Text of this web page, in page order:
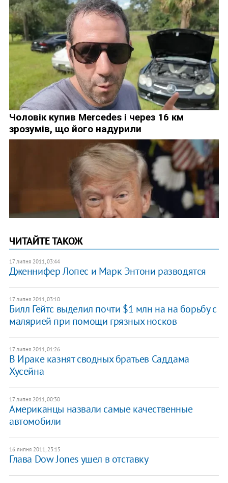
ЧИТАЙТЕ ТАКОЖ
17 липня 2011, 03:44
Дженнифер Лопес и Марк Энтони разводятся
17 липня 2011, 03:10
Билл Гейтс выделил почти $1 млн на на борьбу с
малярией при помощи грязных носков
17 липня 2011, 01:26
​В Ираке казнят сводных братьев Саддама
Хусейна
17 липня 2011, 00:30
Американцы назвали самые качественные
автомобили
16 липня 2011, 23:15
Глава Dow Jones ушел в отставку